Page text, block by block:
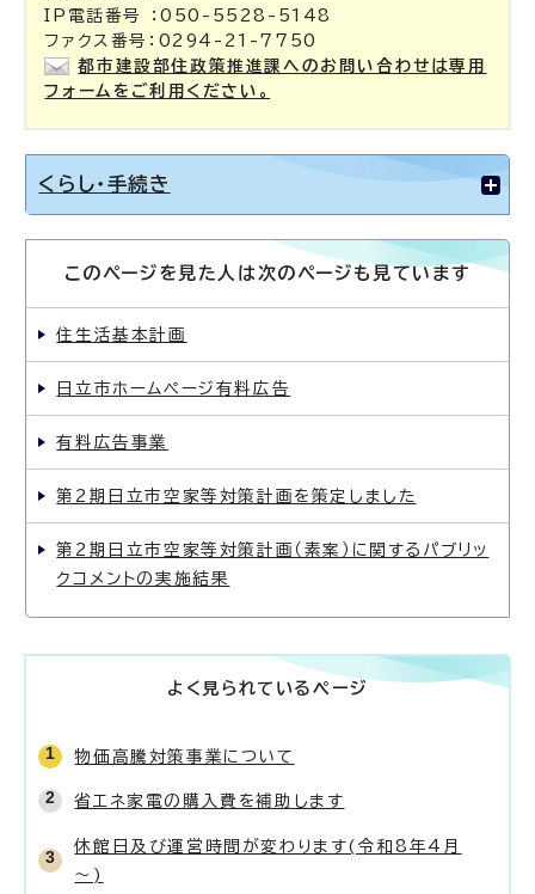
IP電話番号 ：050-5528-5148
ファクス番号：0294-21-7750
都市建設部住政策推進課へのお問い合わせは専用
フォームをご利用ください。
くらし・手続き
このページを見た人は次のページも見ています
住生活基本計画
日立市ホームページ有料広告
有料広告事業
第2期日立市空家等対策計画を策定しました
第2期日立市空家等対策計画（素案）に関するパブリッ
クコメントの実施結果
よく見られているページ
物価高騰対策事業について
省エネ家電の購入費を補助します
休館日及び運営時間が変わります(令和8年4月
～)